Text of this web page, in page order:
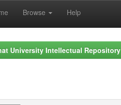
Browse Help
University Intellectual Repository